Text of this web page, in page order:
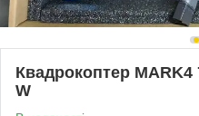
Квадрокоптер MARK4
W